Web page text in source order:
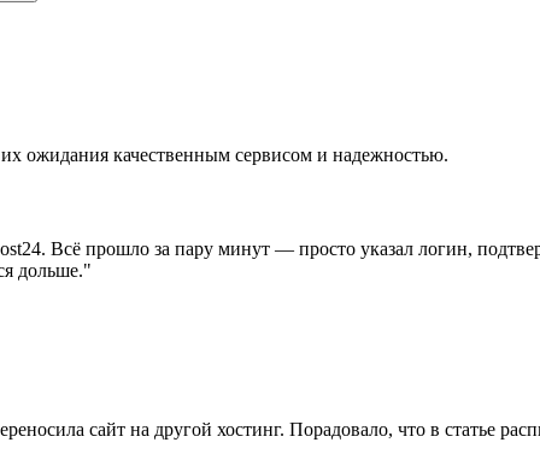
ожидания качественным сервисом и надежностью.
Всё прошло за пару минут — просто указал логин,
дольше."
сайт на другой хостинг. Порадовало, что в статье